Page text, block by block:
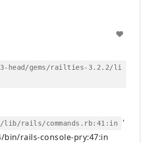
head/gems/railties-3.2.2/li
lib/rails/commands.rb:41:in
'
rails-console-pry:47:in